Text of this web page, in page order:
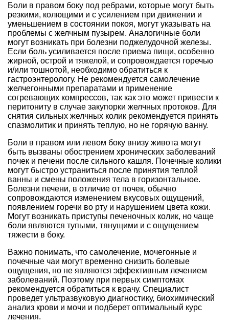
Боли в правом боку под ребрами, которые могут быть
резкими, колющими и с усилением при движении и
уменьшением в состоянии покоя, могут указывать на
проблемы с желчным пузырем. Аналогичные боли
могут возникать при болезни поджелудочной железы.
Если боль усиливается после приема пищи, особенно
жирной, острой и тяжелой, и сопровождается горечью
и/или тошнотой, необходимо обратиться к
гастроэнтерологу. Не рекомендуется самолечение
желчегонными препаратами и применение
согревающих компрессов, так как это может привести к
перитониту в случае закупорки желчных протоков. Для
снятия сильных желчных колик рекомендуется принять
спазмолитик и принять теплую, но не горячую ванну.
Боли в правом или левом боку внизу живота могут
быть вызваны обострением хронических заболеваний
почек и печени после сильного кашля. Почечные колики
могут быстро устраниться после принятия теплой
ванны и смены положения тела в горизонтальное.
Болезни печени, в отличие от почек, обычно
сопровождаются изменением вкусовых ощущений,
появлением горечи во рту и нарушением цвета кожи.
Могут возникать приступы печеночных колик, но чаще
боли являются тупыми, тянущими и с ощущением
тяжести в боку.
Важно понимать, что самолечение, мочегонные и
почечные чаи могут временно снизить болевые
ощущения, но не являются эффективным лечением
заболеваний. Поэтому при первых симптомах
рекомендуется обратиться к врачу. Специалист
проведет ультразвуковую диагностику, биохимический
анализ крови и мочи и подберет оптимальный курс
лечения.